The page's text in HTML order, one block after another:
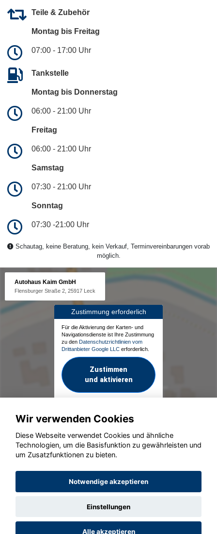
Teile & Zubehör
Montag bis Freitag
07:00 - 17:00 Uhr
Tankstelle
Montag bis Donnerstag
06:00 - 21:00 Uhr
Freitag
06:00 - 21:00 Uhr
Samstag
07:30 - 21:00 Uhr
Sonntag
07:30 -21:00 Uhr
Schautag, keine Beratung, kein Verkauf, Terminvereinbarungen vorab
möglich.
Autohaus Kaim GmbH
Flensburger Straße 2, 25917 Leck
Zustimmung erforderlich
Für die Aktivierung der Karten- und
Navigationsdienste ist Ihre Zustimmung
zu den Datenschutzrichtlinien vom
Drittanbieter Google LLC erforderlich.
Zustimmen
und aktivieren
© konjunkturmotor.de GmbH 2020 - 2026
Wir verwenden Cookies
Diese Webseite verwendet Cookies und ähnliche
Technologien, um die Basisfunktion zu gewährleisten und
um Zusatzfunktionen zu bieten.
Notwendige akzeptieren
Einstellungen
Alle akzeptieren